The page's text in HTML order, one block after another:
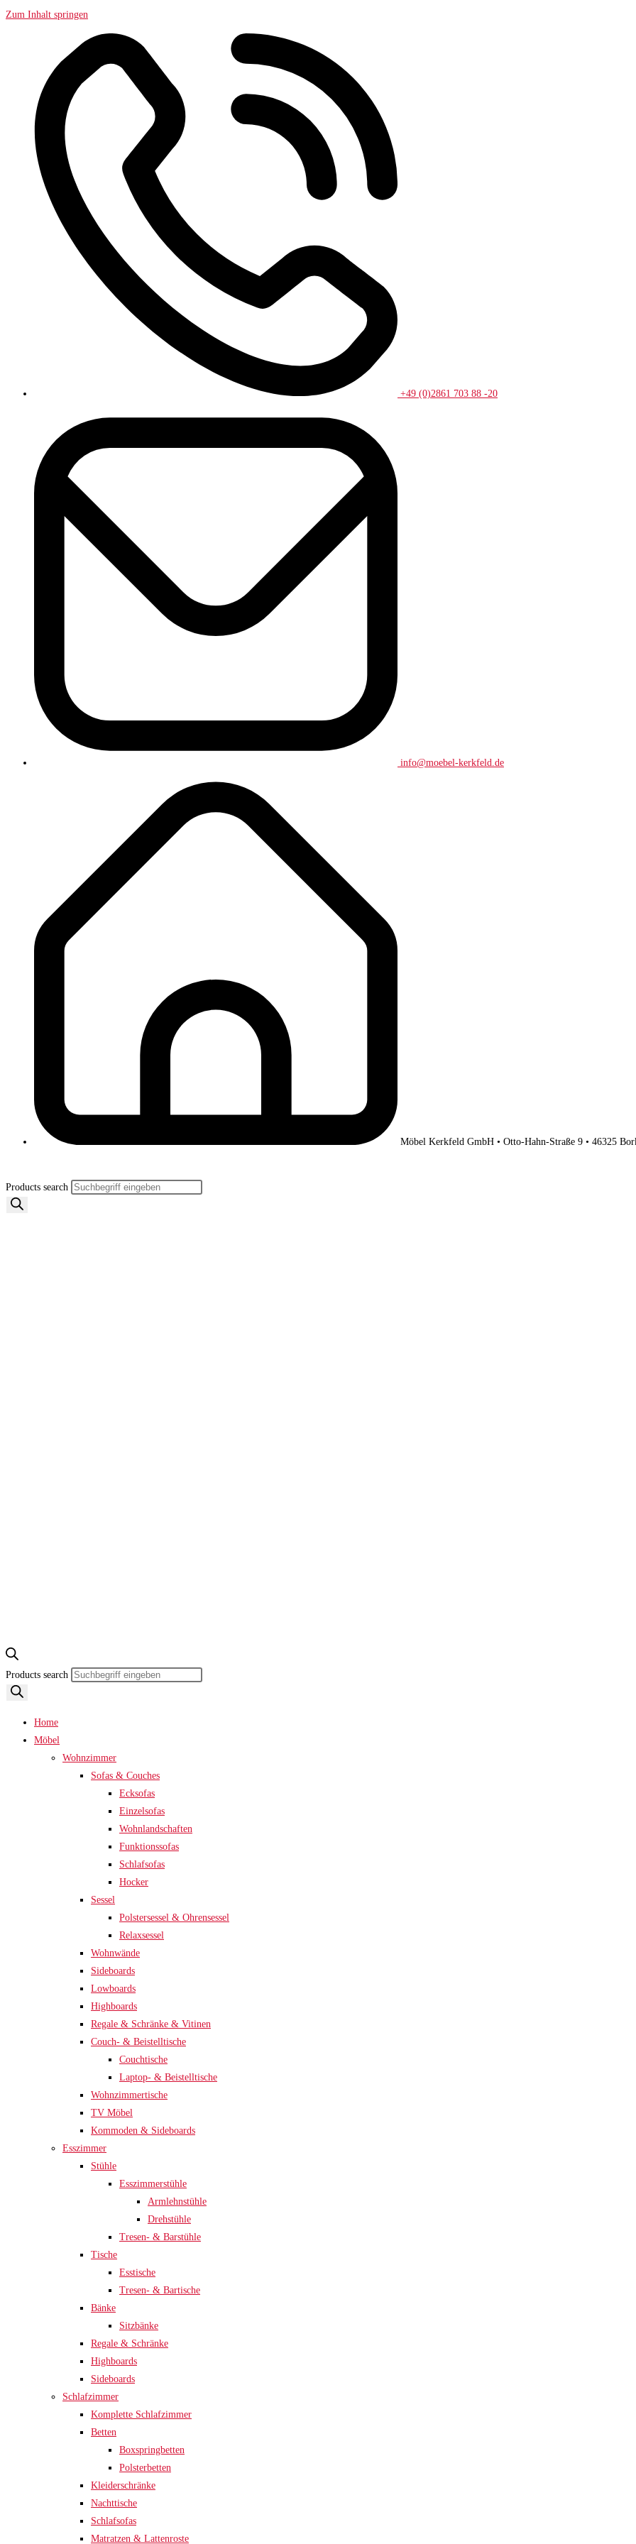
Zum Inhalt springen
+49 (0)2861 703 88 -20
info@moebel-kerkfeld.de
Möbel Kerkfeld GmbH • Otto-Hahn-Straße 9 • 46325
Products search
Products search
Home
Möbel
Wohnzimmer
Sofas & Couches
Ecksofas
Einzelsofas
Wohnlandschaften
Funktionssofas
Schlafsofas
Hocker
Sessel
Polstersessel & Ohrensessel
Relaxsessel
Wohnwände
Sideboards
Lowboards
Highboards
Regale & Schränke & Vitinen
Couch- & Beistelltische
Couchtische
Laptop- & Beistelltische
Wohnzimmertische
TV Möbel
Kommoden & Sideboards
Esszimmer
Stühle
Esszimmerstühle
Armlehnstühle
Drehstühle
Tresen- & Barstühle
Tische
Esstische
Tresen- & Bartische
Bänke
Sitzbänke
Regale & Schränke
Highboards
Sideboards
Schlafzimmer
Komplette Schlafzimmer
Betten
Boxspringbetten
Polsterbetten
Kleiderschränke
Nachttische
Schlafsofas
Matratzen & Lattenroste